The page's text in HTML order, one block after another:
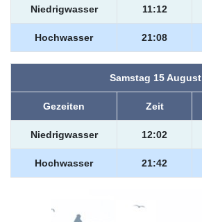
Niedrigwasser 11:12
Hochwasser 21:08
Samstag 15 August
Gezeiten Zeit
Niedrigwasser 12:02
Hochwasser 21:42